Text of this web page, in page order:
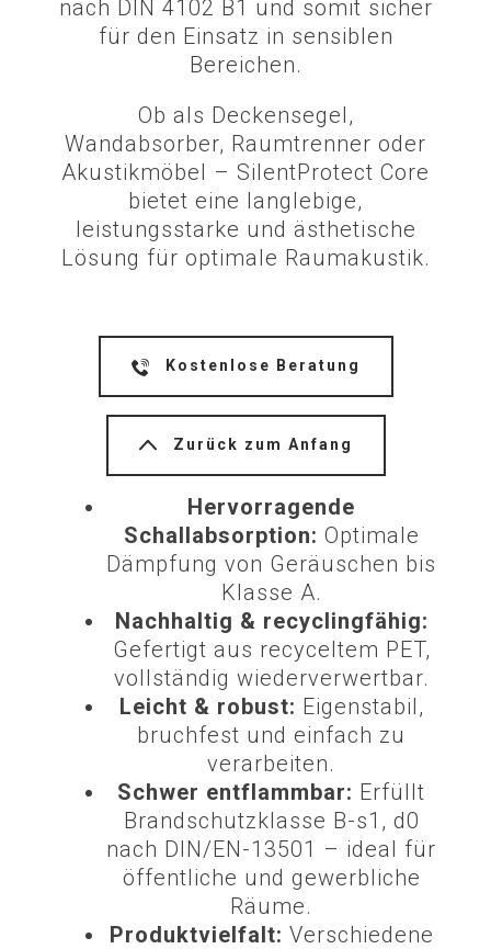
nach DIN 4102 B1 und somit sicher
für den Einsatz in sensiblen
Bereichen.
Ob als Deckensegel,
Wandabsorber, Raumtrenner oder
Akustikmöbel – SilentProtect Core
bietet eine langlebige,
leistungsstarke und ästhetische
Lösung für optimale Raumakustik.
Kostenlose Beratung
Zurück zum Anfang
Hervorragende
Schallabsorption: Optimale
Dämpfung von Geräuschen bis
Klasse A.
Nachhaltig & recyclingfähig:
Gefertigt aus recyceltem PET,
vollständig wiederverwertbar.
Leicht & robust: Eigenstabil,
bruchfest und einfach zu
verarbeiten.
Schwer entflammbar: Erfüllt
Brandschutzklasse B-s1, d0
nach DIN/EN-13501 – ideal für
öffentliche und gewerbliche
Räume.
Produktvielfalt: Verschiedene